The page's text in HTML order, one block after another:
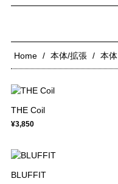
Home 本体/拡張 本体
THE Coil
¥3,850
BLUFFIT